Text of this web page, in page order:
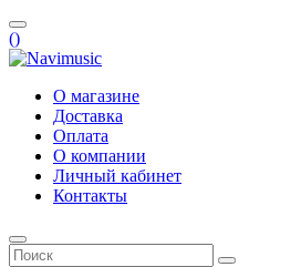
()
О магазине
Доставка
Оплата
О компании
Личный кабинет
Контакты